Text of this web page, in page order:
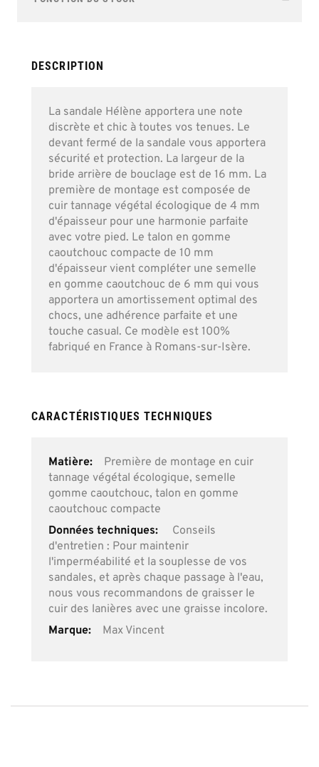
gallery
DESCRIPTION
La sandale Hélène apportera une note
discrète et chic à toutes vos tenues. Le
devant fermé de la sandale vous apportera
sécurité et protection. La largeur de la
bride arrière de bouclage est de 16 mm. La
première de montage est composée de
cuir tannage végétal écologique de 4 mm
d'épaisseur pour une harmonie parfaite
avec votre pied. Le talon en gomme
caoutchouc compacte de 10 mm
d'épaisseur vient compléter une semelle
en gomme caoutchouc de 6 mm qui vous
apportera un amortissement optimal des
chocs, une adhérence parfaite et une
touche casual. Ce modèle est 100%
fabriqué en France à Romans-sur-Isère.
CARACTÉRISTIQUES TECHNIQUES
Plus
d’information
Première de montage en cuir
tannage végétal écologique, semelle
gomme caoutchouc, talon en gomme
caoutchouc compacte
Conseils
d'entretien : Pour maintenir
l'imperméabilité et la souplesse de vos
sandales, et après chaque passage à l'eau,
nous vous recommandons de graisser le
cuir des lanières avec une graisse incolore.
Max Vincent